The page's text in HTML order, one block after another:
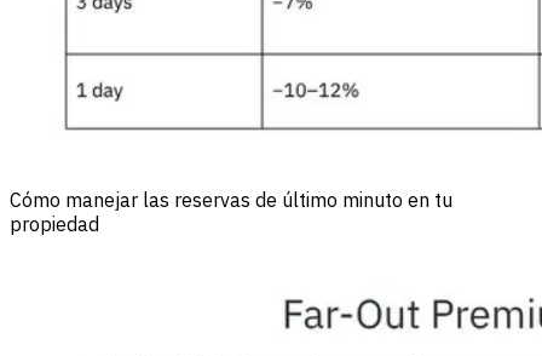
Cómo manejar las reservas de último minuto en tu
propiedad